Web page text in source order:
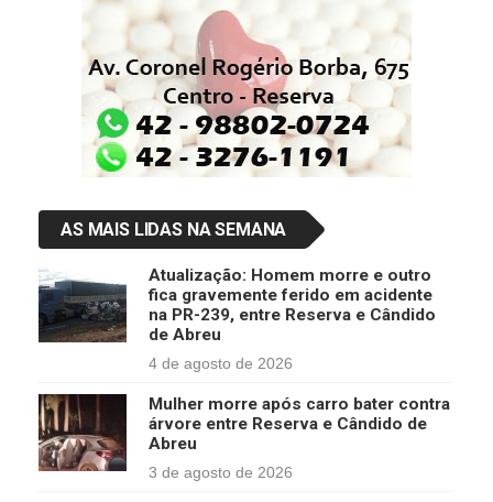
AS MAIS LIDAS NA SEMANA
Atualização: Homem morre e outro
fica gravemente ferido em acidente
na PR-239, entre Reserva e Cândido
de Abreu
4 de agosto de 2026
Mulher morre após carro bater contra
árvore entre Reserva e Cândido de
Abreu
3 de agosto de 2026